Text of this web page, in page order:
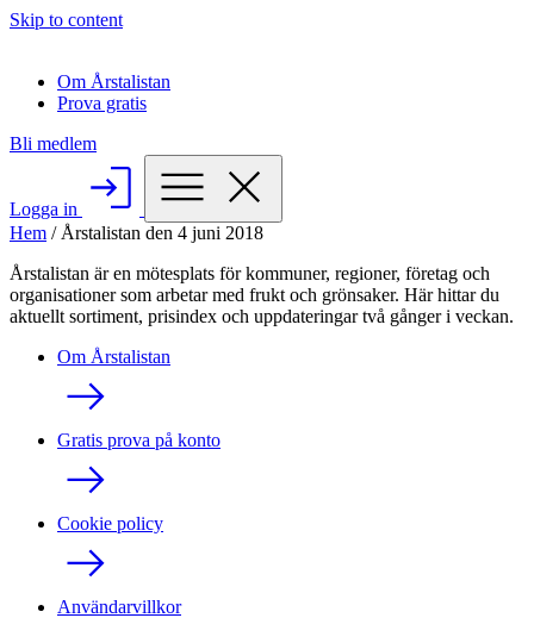
Skip to content
Om Årstalistan
Prova gratis
Bli medlem
Logga in
Hem / Årstalistan den 4 juni 2018
Årstalistan är en mötesplats för kommuner, regioner, företag och
organisationer som arbetar med frukt och grönsaker. Här hittar du
aktuellt sortiment, prisindex och uppdateringar två gånger i veckan.
Om Årstalistan
Gratis prova på konto
Cookie policy
Användarvillkor